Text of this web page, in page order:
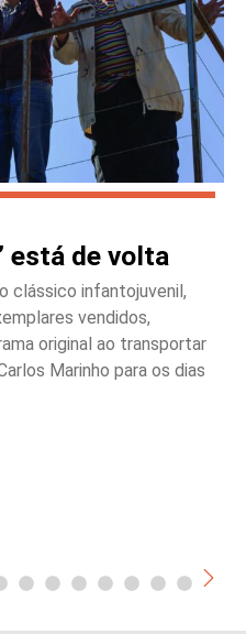
está de volta
clássico infantojuvenil,
vendidos,
original ao transportar
Marinho para os dias